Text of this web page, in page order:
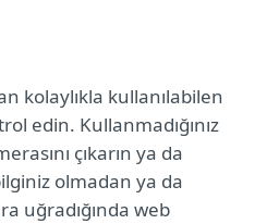
kolaylıkla kullanılabilen
edin. Kullanmadığınız
çıkarın ya da
olmadan ya da
uğradığında web